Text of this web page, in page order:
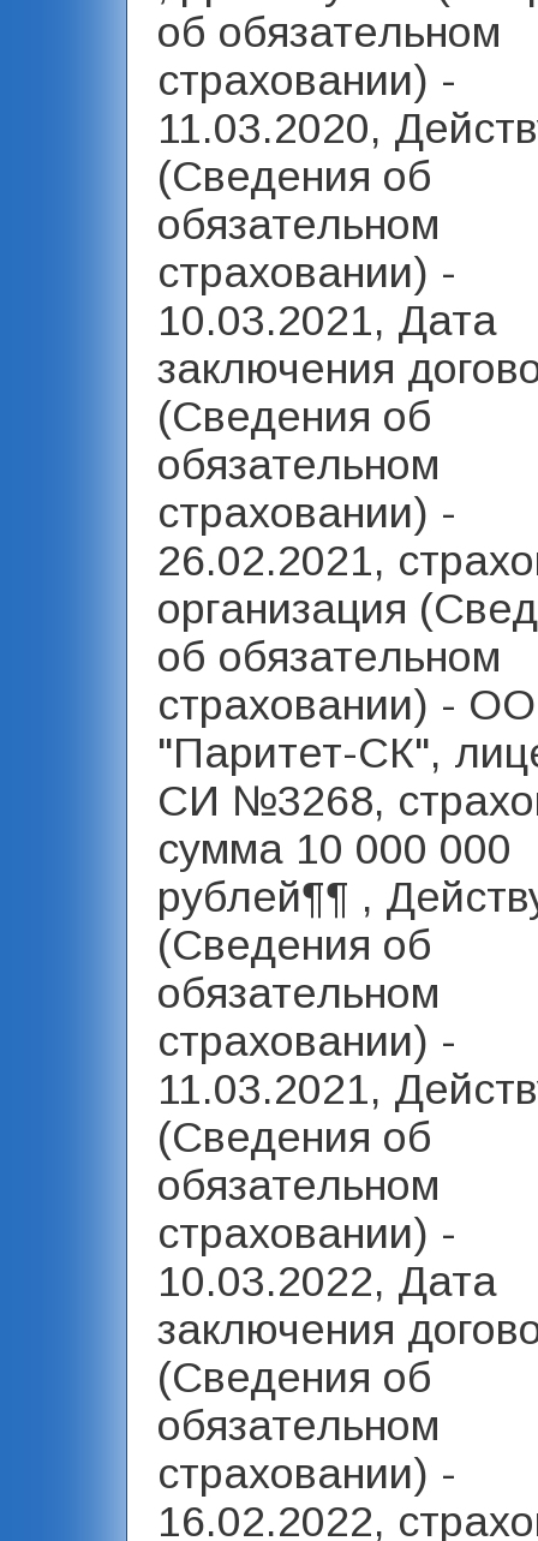
об обязательном
страховании) -
11.03.2020,
(Сведения об
обязательном
страховании) -
10.03.2021, Дата
заключения
(Сведения об
обязательном
страховании) -
26.02.2021,
организация
об обязательном
страховании) -
"Паритет-СК",
СИ №3268,
сумма 10 000 000
рублей¶¶ ,
(Сведения об
обязательном
страховании) -
11.03.2021,
(Сведения об
обязательном
страховании) -
10.03.2022, Дата
заключения
(Сведения об
обязательном
страховании) -
16.02.2022,